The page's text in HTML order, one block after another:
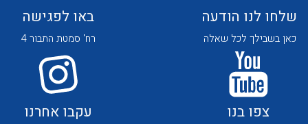
שלחו לנו הודעה
כאן בשבילך לכל שאלה
באו לפגישה
רח' סמטת התבור 4
צפו בנו עקבו אחרנו